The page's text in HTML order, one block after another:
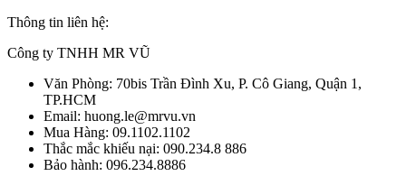
Thông tin liên hệ:
Công ty TNHH MR VŨ
Văn Phòng: 70bis Trần Đình Xu, P. Cô Giang, Quận 1,
TP.HCM
Email: huong.le@mrvu.vn
Mua Hàng: 09.1102.1102
Thắc mắc khiếu nại: 090.234.8 886
Bảo hành: 096.234.8886